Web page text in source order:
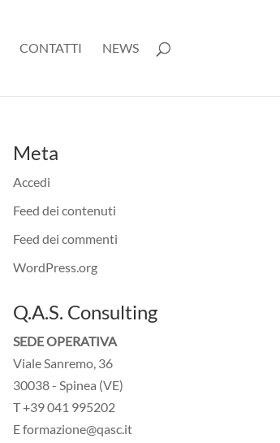
CONTATTI NEWS
Meta
Accedi
Feed dei contenuti
Feed dei commenti
WordPress.org
Q.A.S. Consulting
SEDE OPERATIVA
Viale Sanremo, 36
30038 - Spinea (VE)
T +39 041 995202
E formazione@qasc.it